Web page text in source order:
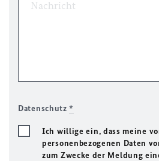
Datenschutz*
Ich willige ein, dass meine
personenbezogenen Daten
zum Zwecke der Meldung